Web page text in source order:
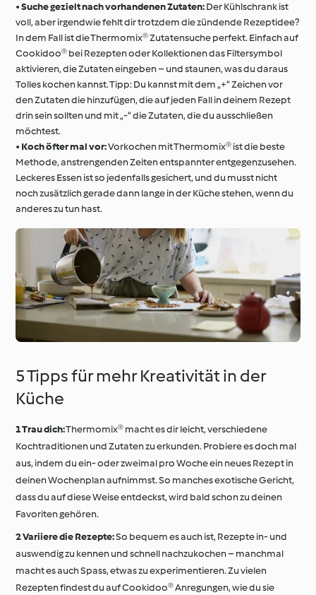
•Suche gezielt nach vorhandenen Zutaten:Der Kühlschrank ist
voll, aber irgendwie fehlt dir trotzdem die zündende Rezeptidee?
In dem Fall ist die Thermomix® Zutatensuche perfekt. Einfach auf
Cookidoo® bei Rezepten oder Kollektionen das Filtersymbol
aktivieren, die Zutaten eingeben – und staunen, was du daraus
Tolles kochen kannst. Tipp: Du kannst mit dem „+“ Zeichen vor
den Zutaten die hinzufügen, die auf jeden Fall in deinem Rezept
drin sein sollten und mit „-“ die Zutaten, die du ausschließen
möchtest.
• Koch öfter mal vor:Vorkochen mit Thermomix® ist die beste
Methode, anstrengenden Zeiten entspannter entgegenzusehen.
Leckeres Essen ist so jedenfalls gesichert, und du musst nicht
noch zusätzlich gerade dann lange in der Küche stehen, wenn du
anderes zu tun hast.
5 Tipps für mehr Kreativität in der
Küche
Trau dich:Thermomix® macht es dir leicht, verschiedene
Kochtraditionen und Zutaten zu erkunden. Probiere es doch mal
aus, indem du ein- oder zweimal pro Woche ein neues Rezept in
deinen Wochenplan aufnimmst. So manches exotische Gericht,
dass du auf diese Weise entdeckst, wird bald schon zu deinen
Favoriten gehören.
Variiere die Rezepte:So bequem es auch ist, Rezepte in- und
auswendig zu kennen und schnell nachzukochen – manchmal
macht es auch Spass, etwas zu experimentieren. Zu vielen
Rezepten findest du auf Cookidoo® Anregungen, wie du sie